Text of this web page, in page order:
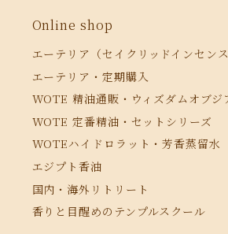
Online shop
エーテリア（セイクリッドインセンス
エーテリア・定期購入
WOTE 精油通販・ウィズダムオブジ
WOTE 定番精油・セットシリーズ
WOTEハイドロラット・芳香蒸留水
エジプト香油
国内・海外リトリート
香りと目醒めのテンプルスクール